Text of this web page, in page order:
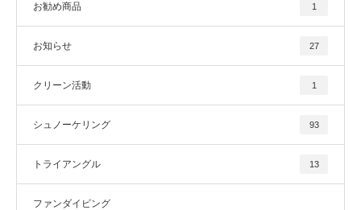
お勧め商品 1
お知らせ 27
クリーン活動 1
シュノーケリング 93
トライアングル 13
ファンダイビング